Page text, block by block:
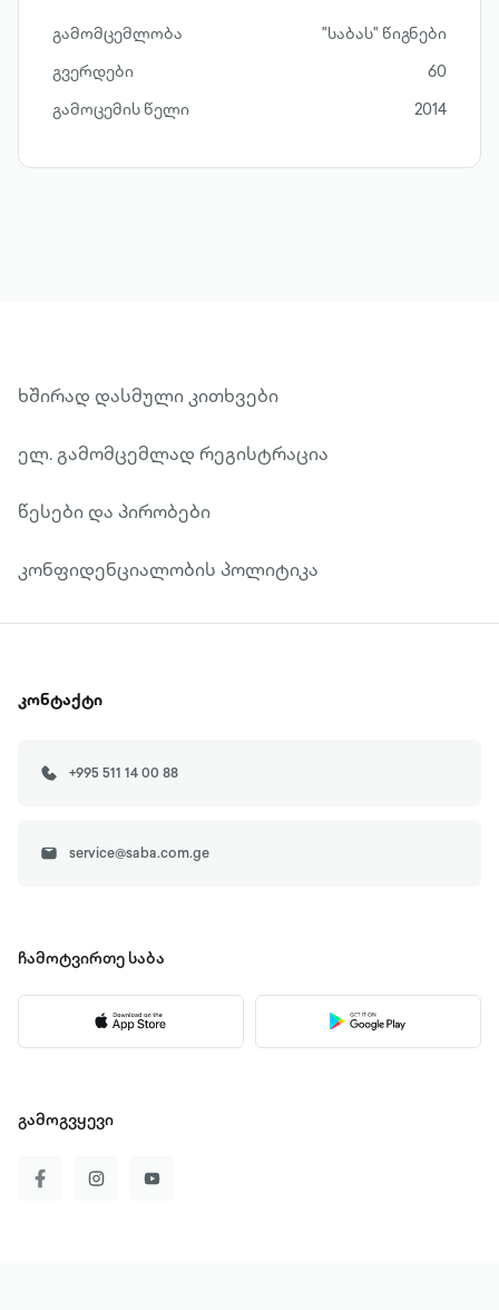
გამომცემლობა
"საბას" წიგნები
გვერდები
60
გამოცემის წელი
2014
ხშირად დასმული კითხვები
ელ. გამომცემლად რეგისტრაცია
წესები და პირობები
კონფიდენციალობის პოლიტიკა
კონტაქტი
+995 511 14 00 88
service@saba.com.ge
ჩამოტვირთე საბა
გამოგვყევი